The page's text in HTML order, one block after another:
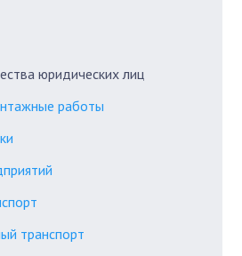
юридических лиц
работы
транспорт